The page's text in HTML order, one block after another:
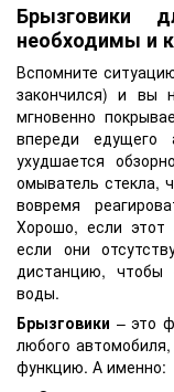
Брызговики
необходимы и
Вспомните
закончился) и вы
мгновенно
впереди едущего
ухудшается
омыватель стекла,
вовремя
Хорошо, если этот
если они
дистанцию, чтобы
воды.
Брызговики – это
любого
функцию. А именно: